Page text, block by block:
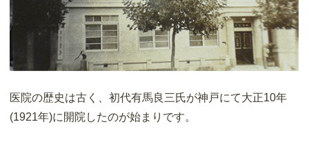
医院の歴史は古く、初代有馬良三氏が神戸にて大正10年
(1921年)に開院したのが始まりです。